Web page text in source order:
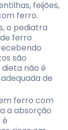
feijões,
ferro.
o pediatra
ferro
são
não é
de
ferro com
a absorção
é